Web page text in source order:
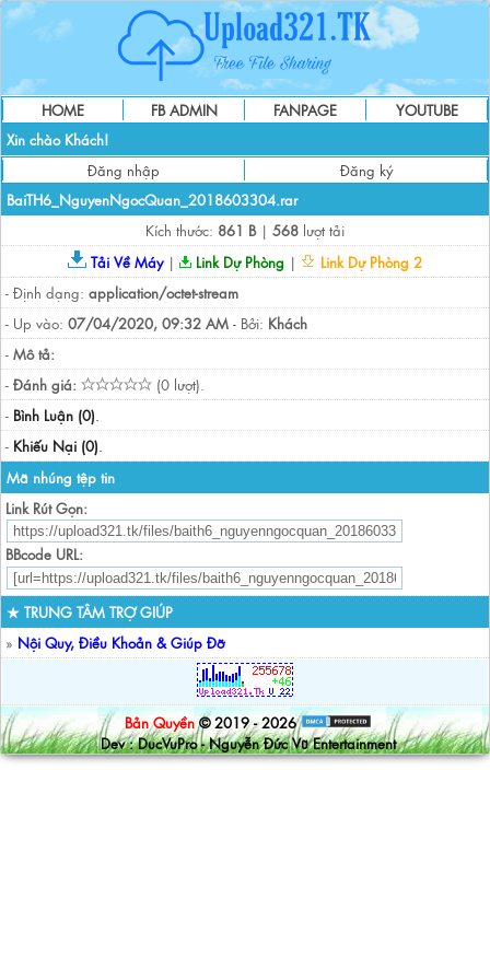
HOME FB ADMIN FANPAGE
YOUTUBE
Xin chào Khách!
Đăng nhập
Đăng ký
BaiTH6_NguyenNgocQuan_2018603304.rar
Kích thước: 861 B| 568 lượt tải
Tải Về Máy| Link Dự Phòng |
Link Dự Phòng 2
- Định dạng: application/octet-stream
- Up vào: 07/04/2020, 09:32 AM - Bởi: Khách
- Mô tả:
- Đánh giá:
(0 lượt).
- Bình Luận (0).
- Khiếu Nại (0).
Mã nhúng tệp tin
Link Rút Gọn:
BBcode URL:
★ TRUNG TÂM TRỢ GIÚP
» Nội Quy, Điều Khoản & Giúp Đỡ
Bản Quyền © 2019 - 2026
Dev : DucVuPro - Nguyễn Đức Vũ Entertainment